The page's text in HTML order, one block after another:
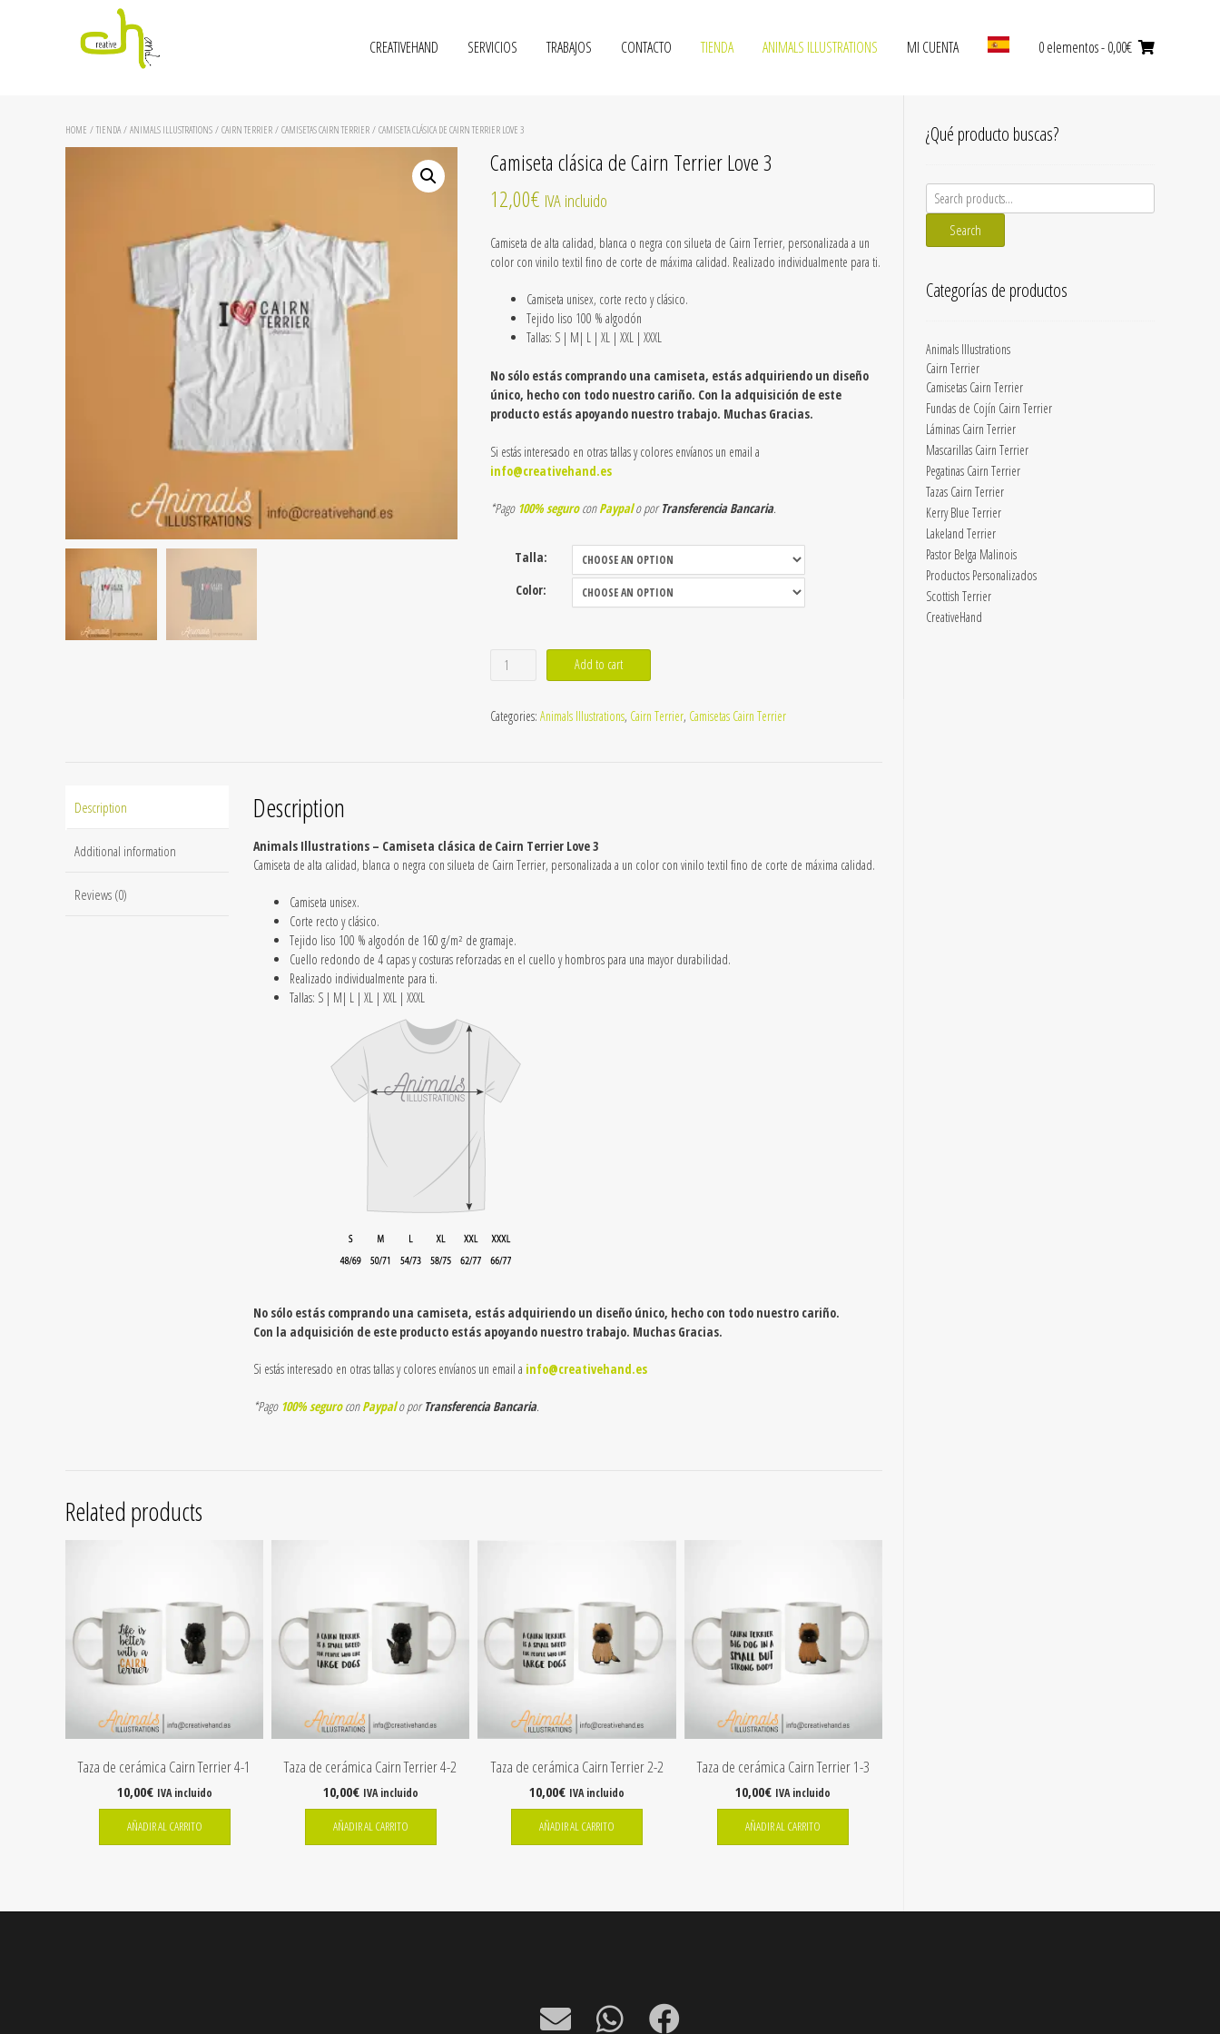
CREATIVEHAND SERVICIOS TRABAJOS CONTACTO TIENDA ANIMALS ILLUSTRATIONS MI CUENTA 0 elementos- 0,00€
HOME / TIENDA/ ANIMALS ILLUSTRATIONS / CAIRN TERRIER / CAMISETAS CAIRN TERRIER / CAMISETA CLÁSICA DE CAIRN TERRIER LOVE 3
Camiseta clásica de Cairn Terrier Love 3
12,00€ IVA incluido
Camiseta de alta calidad, blanca o negra con silueta de Cairn Terrier, personalizada a un
color con vinilo textil fino de corte de máxima calidad. Realizado individualmente para ti.
Camiseta unisex, corte recto y clásico.
Tejido liso 100 % algodón
Tallas: S | M| L | XL | XXL | XXXL
No sólo estás comprando una camiseta, estás adquiriendo un diseño
único, hecho con todo nuestro cariño. Con la adquisición de este
producto estás apoyando nuestro trabajo. Muchas Gracias.
Si estás interesado en otras tallas y colores envíanos un email a
info@creativehand.es
*Pago 100% seguroconPaypalo porTransferencia Bancaria.
Talla:
Color:
Camiseta
de
Add to cart
Categories: Animals Illustrations, Cairn Terrier, Camisetas Cairn Terrier
Description
Additional information
Reviews (0)
Description
Animals Illustrations – Camiseta clásica de Cairn Terrier Love 3
Camiseta de alta calidad, blanca o negra con silueta de Cairn Terrier, personalizada a un color con vinilo textil fino de corte de máxima calidad.
Camiseta unisex.
Corte recto y clásico.
Tejido liso 100 % algodón de 160 g/m² de gramaje.
Cuello redondo de 4 capas y costuras reforzadas en el cuello y hombros para una mayor durabilidad.
Realizado individualmente para ti.
Tallas: S | M| L | XL | XXL | XXXL
No sólo estás comprando una camiseta, estás adquiriendo un diseño único, hecho con todo nuestro cariño.
Con la adquisición de este producto estás apoyando nuestro trabajo. Muchas Gracias.
Si estás interesado en otras tallas y colores envíanos un email a info@creativehand.es
*Pago 100% seguroconPaypalo porTransferencia Bancaria.
Related products
Taza de cerámica Cairn Terrier 4-1
10,00€ IVA incluido
AÑADIR AL CARRITO
Taza de cerámica Cairn Terrier 4-2
10,00€ IVA incluido
AÑADIR AL CARRITO
Taza de cerámica Cairn Terrier 2-2
10,00€ IVA incluido
AÑADIR AL CARRITO
Taza de cerámica Cairn Terrier 1-3
10,00€ IVA incluido
AÑADIR AL CARRITO
¿Qué producto buscas?
Search
for:
Search
Categorías de productos
Animals Illustrations
Cairn Terrier
Camisetas Cairn Terrier
Fundas de Cojín Cairn Terrier
Láminas Cairn Terrier
Mascarillas Cairn Terrier
Pegatinas Cairn Terrier
Tazas Cairn Terrier
Kerry Blue Terrier
Lakeland Terrier
Pastor Belga Malinois
Productos Personalizados
Scottish Terrier
CreativeHand